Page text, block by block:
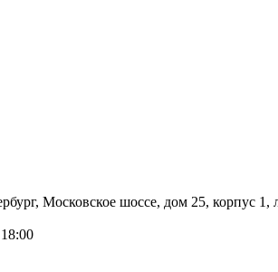
Московское шоссе, дом 25, корпус 1,